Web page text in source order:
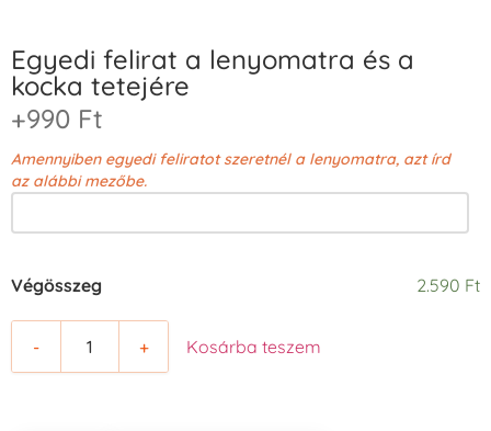
Egyedi felirat a lenyomatra és a
kocka tetejére
+990 Ft
Amennyiben egyedi feliratot szeretnél a lenyomatra, azt írd
az alábbi mezőbe.
Végösszeg 2.590 Ft
- + Kosárba teszem